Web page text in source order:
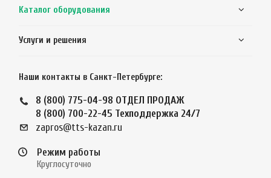
Каталог оборудования
Услуги и решения
Наши контакты в Санкт-Петербурге:
8 (800) 775-04-98 ОТДЕЛ ПРОДАЖ
8 (800) 700-22-45 Техподдержка 24/7
zapros@tts-kazan.ru
Режим работы
Круглосуточно